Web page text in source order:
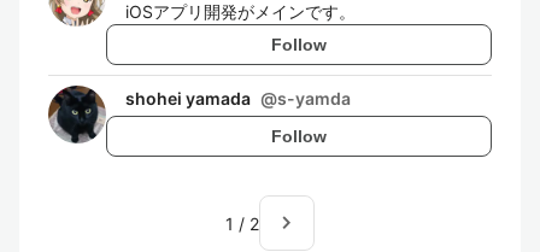
iOSアプリ開発がメインです。
Follow
shohei yamada @s-yamda
Follow
1 / 2 navigate_next